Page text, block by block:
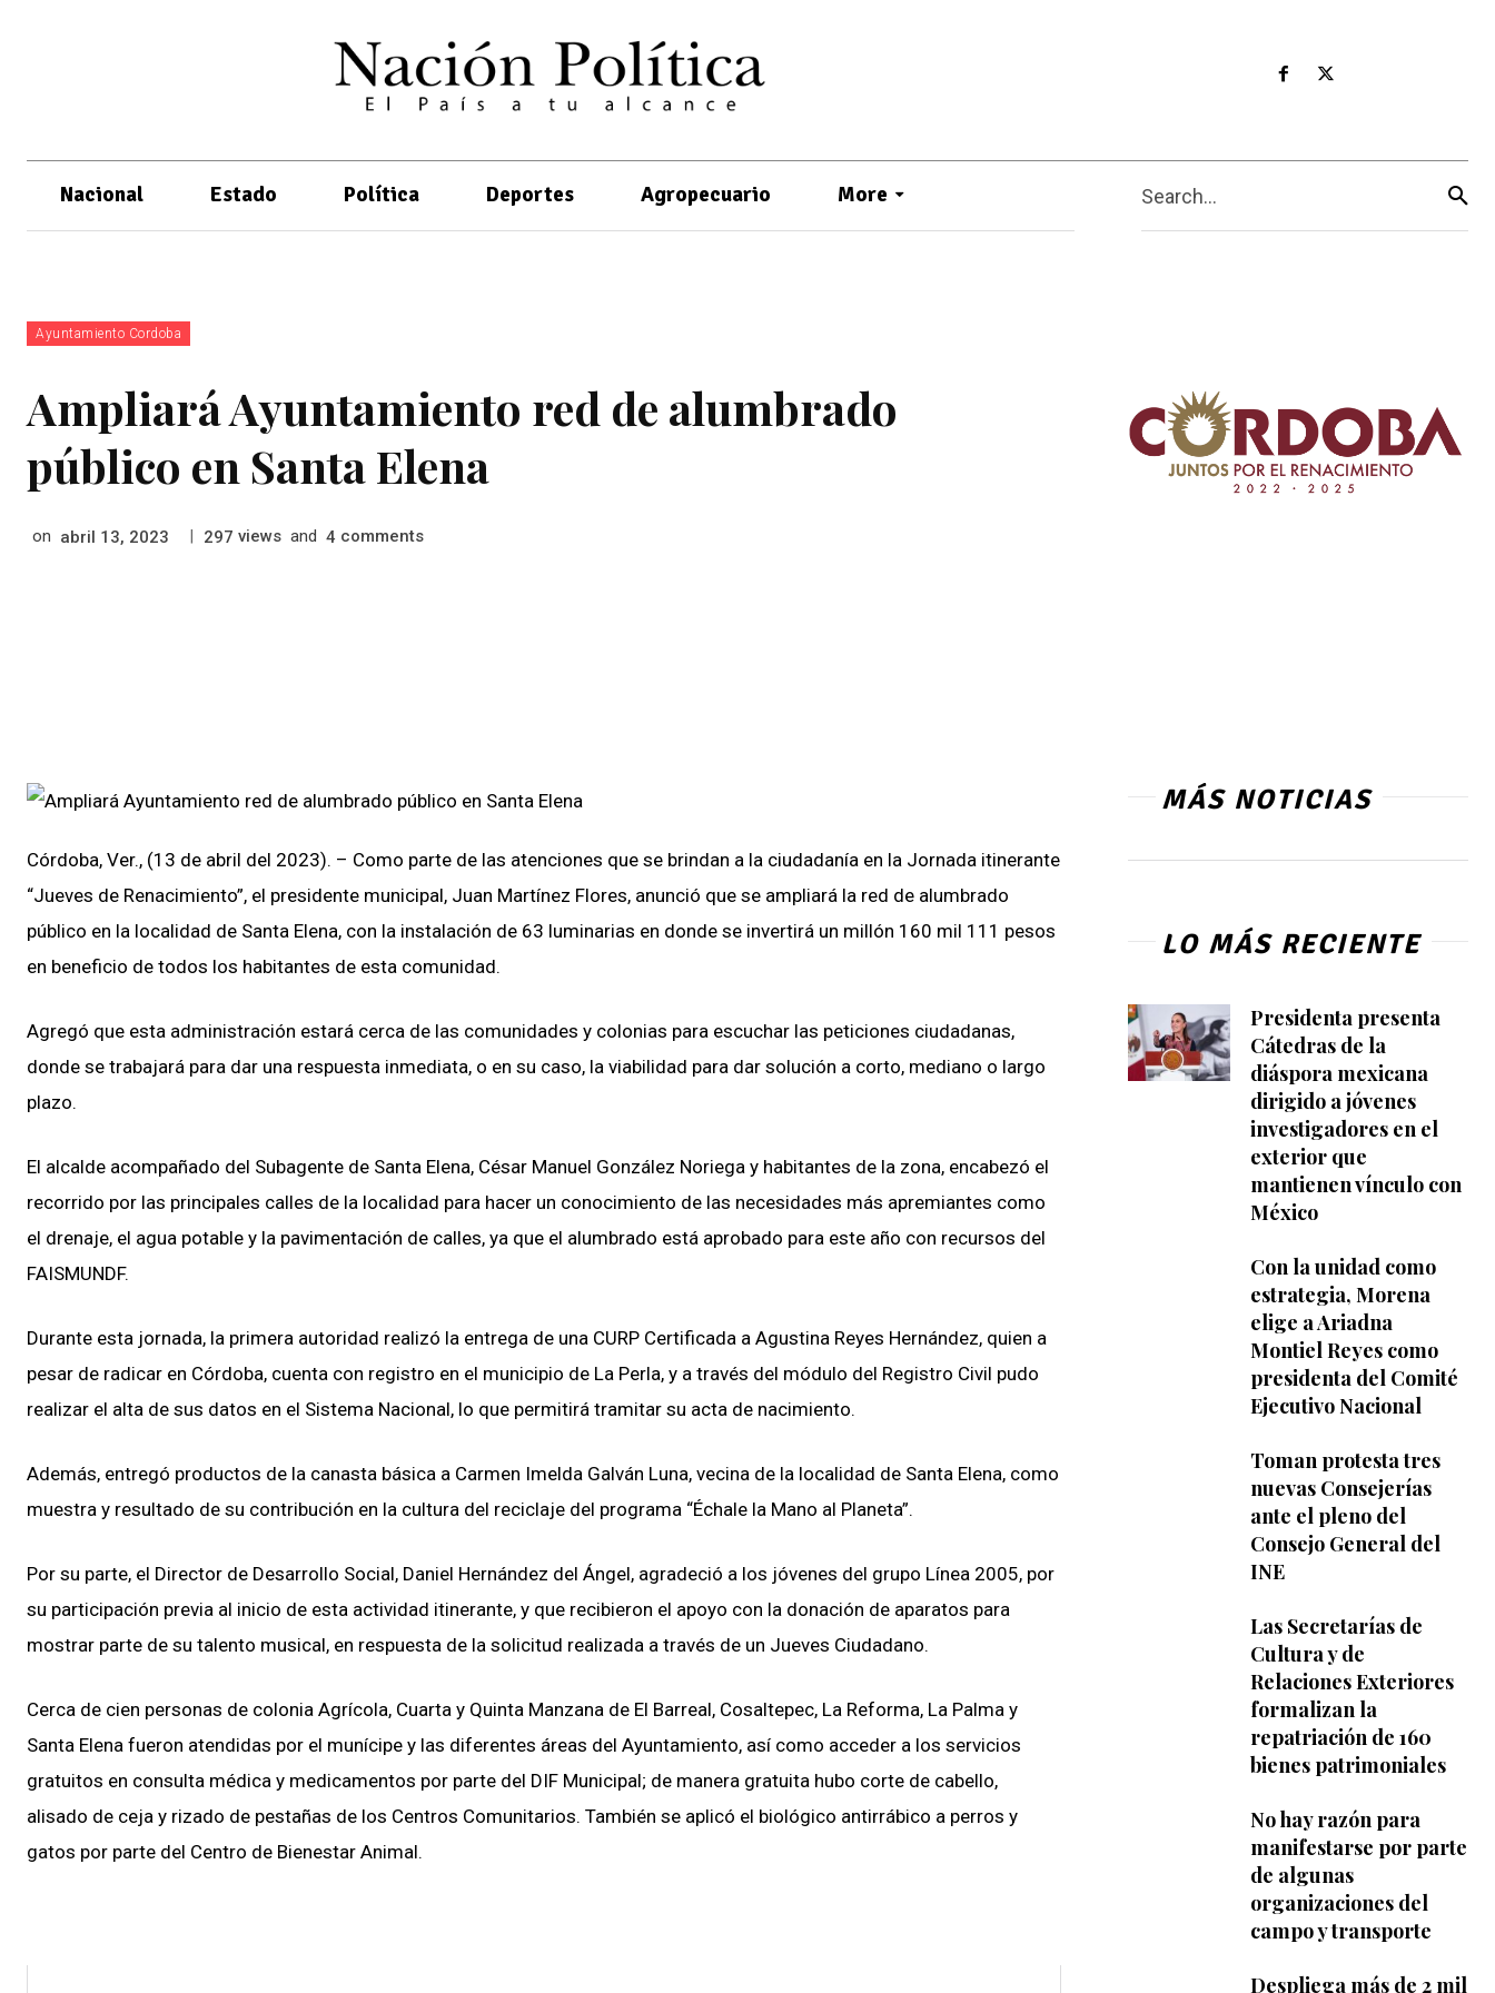
Nacional Estado Política Deportes Agropecuario More Search...
Ayuntamiento Cordoba
Ampliará Ayuntamiento red de alumbrado
público en Santa Elena
on abril 13, 2023 297 views and 4 comments
Córdoba, Ver., (13 de abril del 2023). – Como parte de las atenciones que se brindan a la ciudadanía en la Jornada itinerante
“Jueves de Renacimiento”, el presidente municipal, Juan Martínez Flores, anunció que se ampliará la red de alumbrado
público en la localidad de Santa Elena, con la instalación de 63 luminarias en donde se invertirá un millón 160 mil 111 pesos
en beneficio de todos los habitantes de esta comunidad.
Agregó que esta administración estará cerca de las comunidades y colonias para escuchar las peticiones ciudadanas,
donde se trabajará para dar una respuesta inmediata, o en su caso, la viabilidad para dar solución a corto, mediano o largo
plazo.
El alcalde acompañado del Subagente de Santa Elena, César Manuel González Noriega y habitantes de la zona, encabezó el
recorrido por las principales calles de la localidad para hacer un conocimiento de las necesidades más apremiantes como
el drenaje, el agua potable y la pavimentación de calles, ya que el alumbrado está aprobado para este año con recursos del
FAISMUNDF.
Durante esta jornada, la primera autoridad realizó la entrega de una CURP Certificada a Agustina Reyes Hernández, quien a
pesar de radicar en Córdoba, cuenta con registro en el municipio de La Perla, y a través del módulo del Registro Civil pudo
realizar el alta de sus datos en el Sistema Nacional, lo que permitirá tramitar su acta de nacimiento.
Además, entregó productos de la canasta básica a Carmen Imelda Galván Luna, vecina de la localidad de Santa Elena, como
muestra y resultado de su contribución en la cultura del reciclaje del programa “Échale la Mano al Planeta”.
Por su parte, el Director de Desarrollo Social, Daniel Hernández del Ángel, agradeció a los jóvenes del grupo Línea 2005, por
su participación previa al inicio de esta actividad itinerante, y que recibieron el apoyo con la donación de aparatos para
mostrar parte de su talento musical, en respuesta de la solicitud realizada a través de un Jueves Ciudadano.
Cerca de cien personas de colonia Agrícola, Cuarta y Quinta Manzana de El Barreal, Cosaltepec, La Reforma, La Palma y
Santa Elena fueron atendidas por el munícipe y las diferentes áreas del Ayuntamiento, así como acceder a los servicios
gratuitos en consulta médica y medicamentos por parte del DIF Municipal; de manera gratuita hubo corte de cabello,
alisado de ceja y rizado de pestañas de los Centros Comunitarios. También se aplicó el biológico antirrábico a perros y
gatos por parte del Centro de Bienestar Animal.
MÁS NOTICIAS
LO MÁS RECIENTE
Presidenta presenta
Cátedras de la
diáspora mexicana
dirigido a jóvenes
investigadores en el
exterior que
mantienen vínculo con
México
Con la unidad como
estrategia, Morena
elige a Ariadna
Montiel Reyes como
presidenta del Comité
Ejecutivo Nacional
Toman protesta tres
nuevas Consejerías
ante el pleno del
Consejo General del
INE
Las Secretarías de
Cultura y de
Relaciones Exteriores
formalizan la
repatriación de 160
bienes patrimoniales
No hay razón para
manifestarse por parte
de algunas
organizaciones del
campo y transporte
Despliega más de 2 mil